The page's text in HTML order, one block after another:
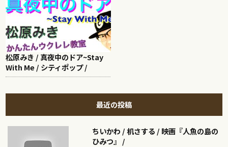
松原みき / 真夜中のドア~Stay
With Me / シティポップ /
最近の投稿
ちいかわ / 机さする / 映画『人魚の島の
ひみつ』 /